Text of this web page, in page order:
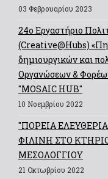
03 Φεβρουαρίου 2023
24ο Εργαστήριο
(Creative@Hubs)
δημιουργικών και
Οργανώσεων &
"MOSAIC HUB"
10 Νοεμβρίου 2022
"ΠΟΡΕΙΑ
ΦΙΛΙΝΗ ΣΤΟ
ΜΕΣΟΛΟΓΓΙΟΥ
21 Οκτωβρίου 2022